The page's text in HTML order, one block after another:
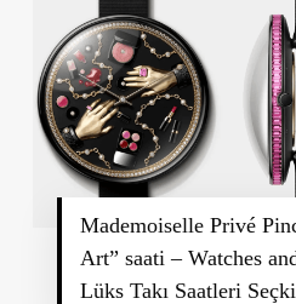
Mademoiselle Privé
Art” saati – Watches
Lüks Takı Saatleri